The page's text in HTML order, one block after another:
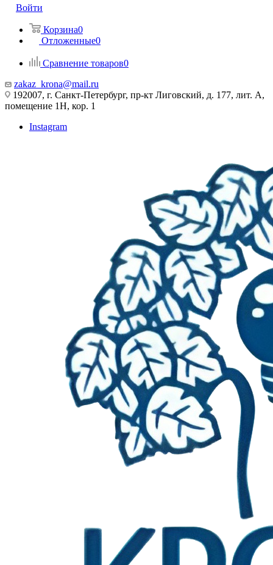
Войти
Корзина0
Отложенные0
Сравнение товаров0
zakaz_krona@mail.ru
192007, г. Санкт-Петербург, пр-кт Лиговский, д. 177, лит. А,
помещение 1Н, кор. 1
Instagram